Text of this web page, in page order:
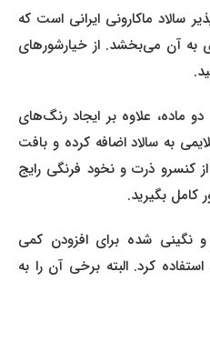
ماکارونی ایرانی است که
آن می‌بخشد. از خیارشورهای
علاوه بر ایجاد رنگ‌های
به سالاد اضافه کرده و بافت
کنسرو ذرت و نخود فرنگی رایج
بگیرید.
شده برای افزودن کمی
کرد. البته برخی آن را به